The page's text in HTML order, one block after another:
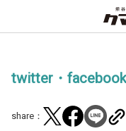
twitter・
share：